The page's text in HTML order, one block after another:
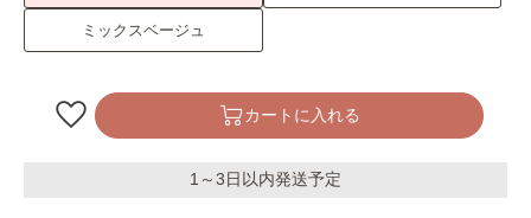
ミックスベージュ
カートに入れる
1～3日以内発送予定